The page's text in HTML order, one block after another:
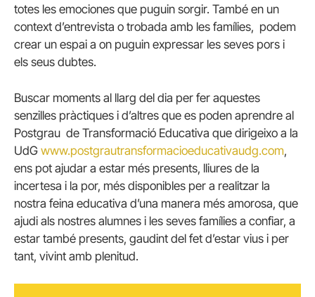
totes les emociones que puguin sorgir. També en un
context d’entrevista o trobada amb les famílies, podem
crear un espai a on puguin expressar les seves pors i
els seus dubtes.
Buscar moments al llarg del dia per fer aquestes
senzilles pràctiques i d’altres que es poden aprendre al
Postgrau de Transformació Educativa que dirigeixo a la
UdG www.postgrautransformacioeducativaudg.com,
ens pot ajudar a estar més presents, lliures de la
incertesa i la por, més disponibles per a realitzar la
nostra feina educativa d’una manera més amorosa, que
ajudi als nostres alumnes i les seves famílies a confiar, a
estar també presents, gaudint del fet d’estar vius i per
tant, vivint amb plenitud.